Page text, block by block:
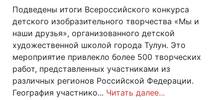
Подведены итоги Всероссийского конкурса
детского изобразительного творчества «Мы и
наши друзья», организованного детской
художественной школой города Тулун. Это
мероприятие привлекло более 500 творческих
работ, представленных участниками из
различных регионов Российской Федерации.
География участнико... Читать далее...